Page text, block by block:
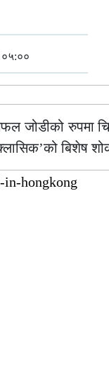
०५:००
जोडीको रुपमा
बिशेष